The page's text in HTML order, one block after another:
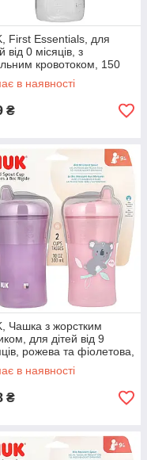
First Essentials, для
від 0 місяців, з
кровотоком, 150
унцій) оригінал
в наявності
₴
Чашка з жорстким
для дітей від 9
рожева та фіолетова,
По 100 мл (10 унцій)
в наявності
₴